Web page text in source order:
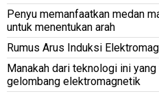
Penyu memanfaatkan medan
untuk menentukan arah
Rumus Arus Induksi
Manakah dari teknologi ini
gelombang elektromagnetik